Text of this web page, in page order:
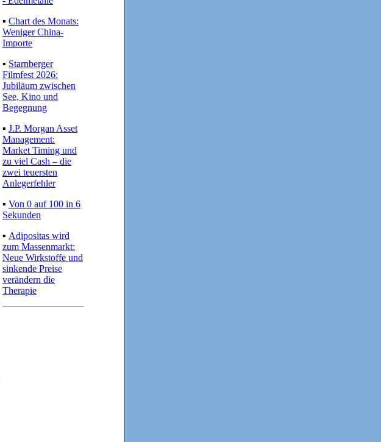
▪ Chart des Monats:
Weniger China-
Importe
▪ Starnberger
Filmfest 2026:
Jubiläum zwischen
See, Kino und
Begegnung
▪ J.P. Morgan Asset
Management:
Market Timing und
zu viel Cash – die
zwei teuersten
Anlegerfehler
▪ Von 0 auf 100 in 6
Sekunden
▪ Adipositas wird
zum Massenmarkt:
Neue Wirkstoffe und
sinkende Preise
verändern die
Therapie